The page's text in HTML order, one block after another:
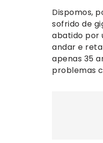
Dispomos,
sofrido de
abatido por
andar e
apenas 35
problemas